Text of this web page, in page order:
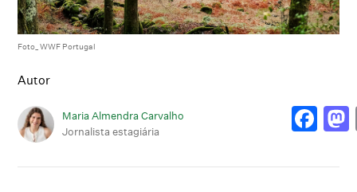
Foto_ WWF Portugal
Autor
Maria Almendra Carvalho
Jornalista estagiária